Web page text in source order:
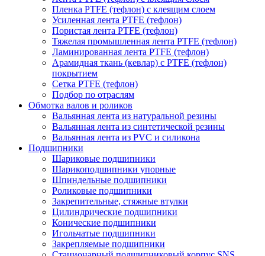
Пленка PTFE (тефлон) с клеящим слоем
Усиленная лента PTFE (тефлон)
Пористая лента PTFE (тефлон)
Тяжелая промышленная лента PTFE (тефлон)
Ламинированная лента PTFE (тефлон)
Арамидная ткань (кевлар) с PTFE (тефлон)
покрытием
Сетка PTFE (тефлон)
Подбор по отраслям
Обмотка валов и роликов
Вальянная лента из натуральной резины
Вальянная лента из синтетической резины
Вальянная лента из PVC и силикона
Подшипники
Шариковые подшипники
Шарикоподшипники упорные
Шпиндельные подшипники
Роликовые подшипники
Закрепительные, стяжные втулки
Цилиндрические подшипники
Конические подшипники
Игольчатые подшипники
Закрепляемые подшипники